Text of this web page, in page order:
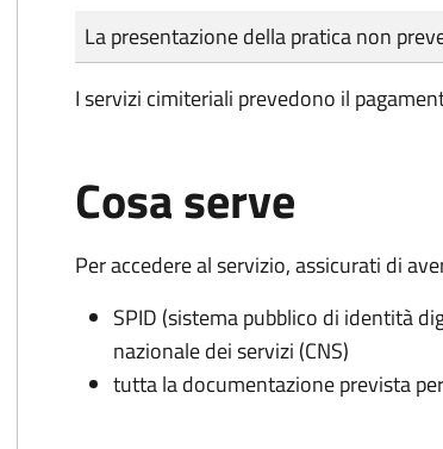
Tipo di pagamento
Importo
La presentazione della pratica non
I servizi cimiteriali prevedono il
Cosa serve
Per accedere al servizio, assicurati di
SPID (sistema pubblico di identità
nazionale dei servizi (CNS)
tutta la documentazione prevista